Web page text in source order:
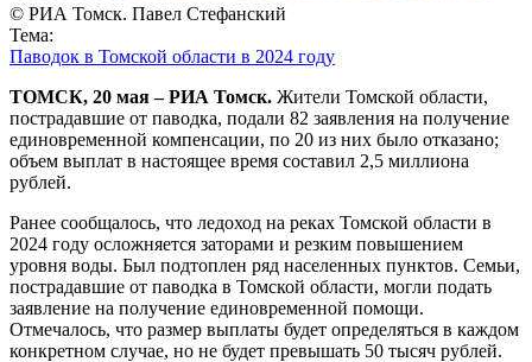
© РИА Томск. Павел Стефанский
Тема:
Паводок в Томской области в 2024 году
ТОМСК, 20 мая – РИА Томск. Жители Томской области,
пострадавшие от паводка, подали 82 заявления на получение
единовременной компенсации, по 20 из них было отказано;
объем выплат в настоящее время составил 2,5 миллиона
рублей.
Ранее сообщалось, что ледоход на реках Томской области в
2024 году осложняется заторами и резким повышением
уровня воды. Был подтоплен ряд населенных пунктов. Семьи,
пострадавшие от паводка в Томской области, могли подать
заявление на получение единовременной помощи.
Отмечалось, что размер выплаты будет определяться в каждом
конкретном случае, но не будет превышать 50 тысяч рублей.